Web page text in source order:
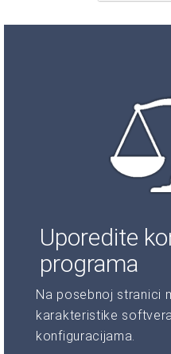
Uporedite
programa
Na posebnoj stranici
karakteristike
konfiguracijama.